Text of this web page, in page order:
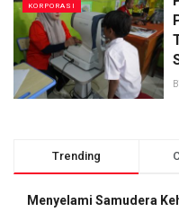
KORPORASI
Trending
Menyelami Samudera